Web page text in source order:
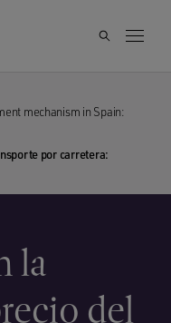
mechanism in Spain:
por carretera:
la
del